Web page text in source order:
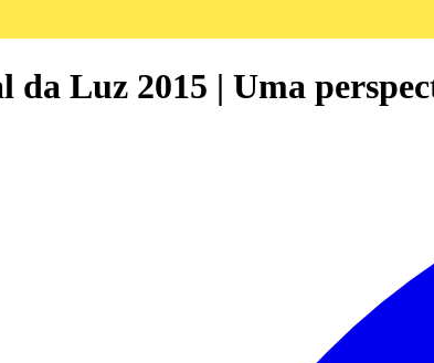
da Luz 2015 | Uma